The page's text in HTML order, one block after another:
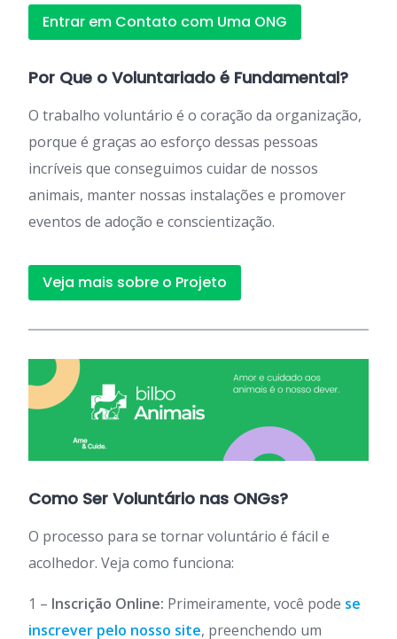
Entrar em Contato com Uma ONG
Por Que o Voluntariado é Fundamental?
O trabalho voluntário é o coração da organização,
porque é graças ao esforço dessas pessoas
incríveis que conseguimos cuidar de nossos
animais, manter nossas instalações e promover
eventos de adoção e conscientização.
Veja mais sobre o Projeto
Como Ser Voluntário nas ONGs?
O processo para se tornar voluntário é fácil e
acolhedor. Veja como funciona:
1 – Inscrição Online: Primeiramente, você pode se
inscrever pelo nosso site, preenchendo um